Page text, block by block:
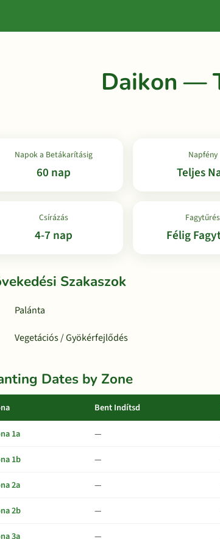
Daikon —
Napok a Betákarításig
60 nap
Napfény
Teljes
Csírázás
4-7 nap
Fagytűrés
Félig
Szakaszok
Palánta
Vegetációs / Gyökérfejlődés
Dates by Zone
Bent Indítsd
1a —
1b
—
2a
—
2b
—
3a
—